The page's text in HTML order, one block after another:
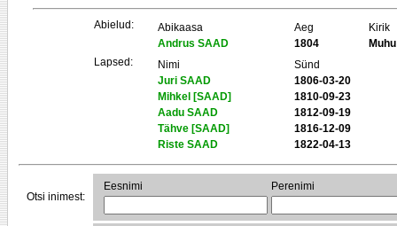
Abielud: Abikaasa Aeg
Kirik
Andrus SAAD
1804
Muhu
Lapsed:
Nimi
Sünd
Juri SAAD
1806-03-20
Mihkel [SAAD]
1810-09-23
Aadu SAAD
1812-09-19
Tähve [SAAD]
1816-12-09
Riste SAAD
1822-04-13
Otsi inimest:
Eesnimi Perenimi